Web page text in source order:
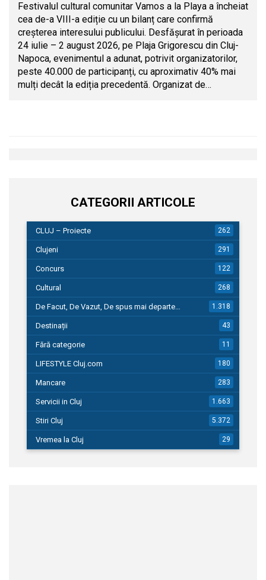
Festivalul cultural comunitar Vamos a la Playa a încheiat
cea de-a VIII-a ediție cu un bilanț care confirmă
creșterea interesului publicului. Desfășurat în perioada
24 iulie – 2 august 2026, pe Plaja Grigorescu din Cluj-
Napoca, evenimentul a adunat, potrivit organizatorilor,
peste 40.000 de participanți, cu aproximativ 40% mai
mulți decât la ediția precedentă. Organizat de…
CATEGORII ARTICOLE
CLUJ – Proiecte 262
Clujeni 291
Concurs 122
Cultural 268
De Facut, De Vazut, De spus mai departe… 1.318
Destinații 43
Fără categorie 11
LIFESTYLE Cluj.com 180
Mancare 283
Servicii in Cluj 1.663
Stiri Cluj 5.372
Vremea la Cluj 29